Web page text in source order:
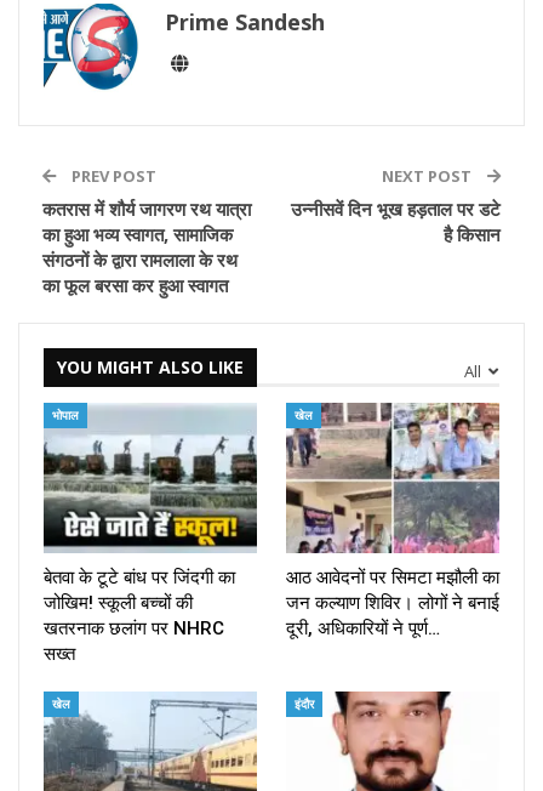
Prime Sandesh
PREV POST
कतरास में शौर्य जागरण रथ यात्रा
का हुआ भव्य स्वागत, सामाजिक
संगठनों के द्वारा रामलाला के रथ
का फूल बरसा कर हुआ स्वागत
NEXT POST
उन्नीसवें दिन भूख हड़ताल पर डटे
है किसान
All
YOU MIGHT ALSO LIKE
भोपाल
बेतवा के टूटे बांध पर जिंदगी का
जोखिम! स्कूली बच्चों की
खतरनाक छलांग पर NHRC
सख्त
खेल
आठ आवेदनों पर सिमटा मझौली का
जन कल्याण शिविर। लोगों ने बनाई
दूरी, अधिकारियों ने पूर्ण…
खेल इंदौर